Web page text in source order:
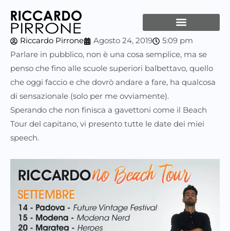
contenuto
Riccardo Pirrone Agosto 24, 2019
5:09 pm
Parlare in pubblico, non è una cosa semplice, ma se
penso che fino alle scuole superiori balbettavo, quello
che oggi faccio e che dovrò andare a fare, ha qualcosa
di sensazionale (solo per me ovviamente).
Sperando che non finisca a gavettoni come il Beach
Tour del capitano, vi presento tutte le date dei miei
speech.